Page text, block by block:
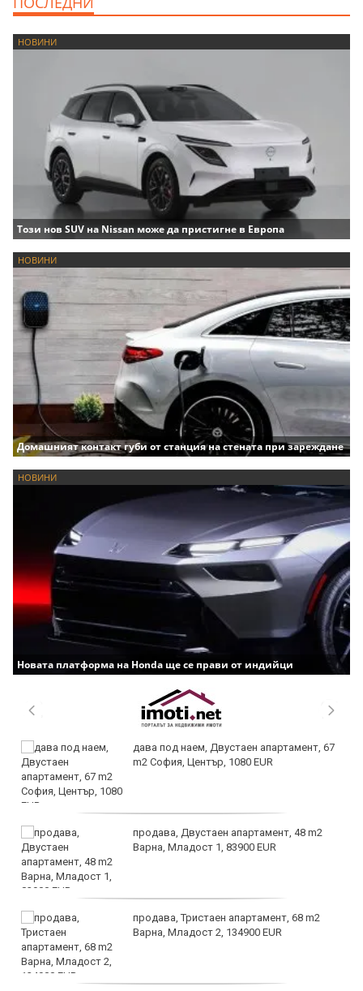
НОВИНИ
Този нов SUV на Nissan може да пристигне в Европа
НОВИНИ
Домашният контакт губи от станция на стената при зареждане
НОВИНИ
Новата платформа на Honda ще се прави от индийци
дава под наем, Двустаен апартамент, 67
m2 София, Център, 1080 EUR
продава, Двустаен апартамент, 48 m2
Варна, Младост 1, 83900 EUR
продава, Тристаен апартамент, 68 m2
Варна, Младост 2, 134900 EUR